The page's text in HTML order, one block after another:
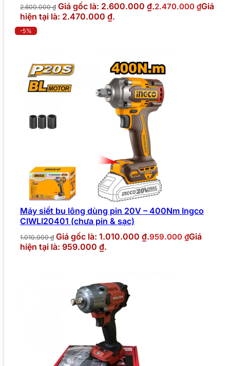
2.600.000₫ Giá gốc là: 2.600.000 ₫.2.470.000 ₫Giá
hiện tại là: 2.470.000 ₫.
-5%
Máy siết bu lông dùng pin 20V – 400Nm Ingco
CIWLI20401 (chưa pin & sạc)
1.010.000₫ Giá gốc là: 1.010.000 ₫.959.000 ₫Giá
hiện tại là: 959.000 ₫.